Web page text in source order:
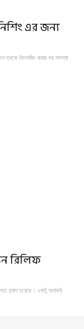
এর জন্য
ত্বকে ক্লিনজিং করার পর সমস্যা
রিলিফ
র‍্যাশ হয়েছে। একটু অবাকই